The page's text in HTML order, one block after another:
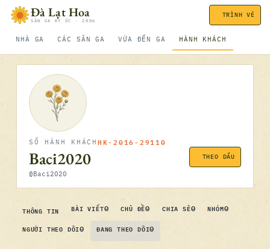
Bỏ qua nội dungĐà Lạt Hoa
SÂN GA KÝ ỨC · 2006
NHÀ GA CÁC SÂN GA VỪA ĐẾN GA HÀNH KHÁCH
TRÌNH VÉ
SỐ HÀNH KHÁCH HK-2016-29110
Baci2020
@Baci2020
THEO DẤU
THÔNG TIN BÀI VIẾT0 CHỦ ĐỀ0 CHIA SẺ0 NHÓM0
NGƯỜI THEO DÕI0 ĐANG THEO DÕI0